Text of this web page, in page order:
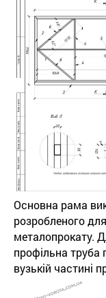
Основна рама
розробленого
металопрокату.
профільна труба
вузькій частині